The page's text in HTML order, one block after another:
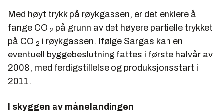
Med høyt trykk på røykgassen, er det enklere å
fange CO 2 på grunn av det høyere partielle trykket
på CO 2 i røykgassen. Ifølge Sargas kan en
eventuell byggebeslutning fattes i første halvår av
2008, med ferdigstillelse og produksjonsstart i
2011.
I skyggen av månelandingen